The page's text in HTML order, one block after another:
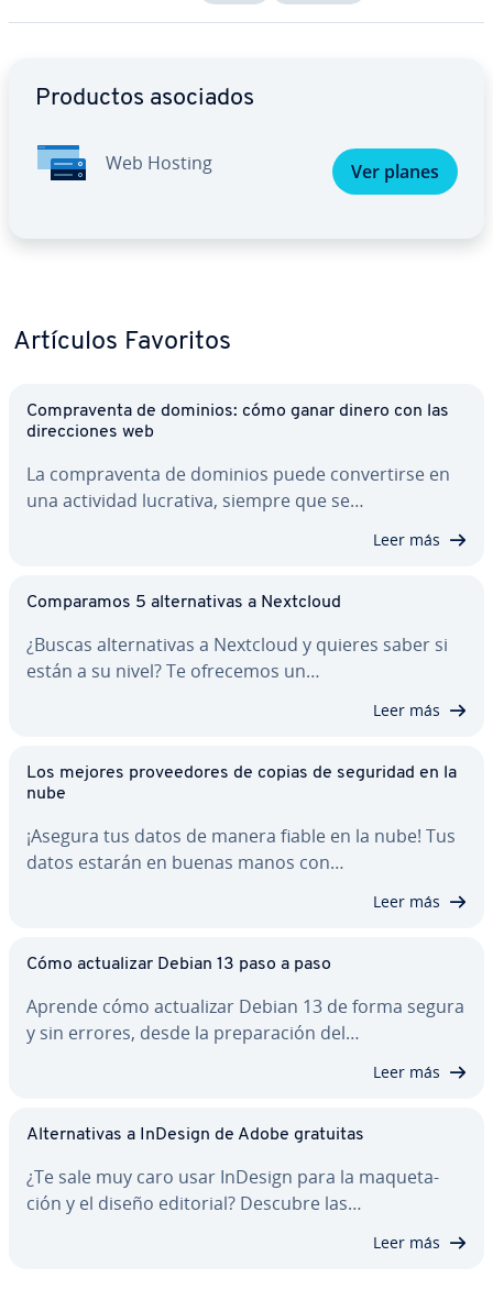
Productos asociados
Web Hosting Ver planes
Artículos Favoritos
Co­m­pra­ve­n­ta de dominios: cómo ganar dinero con las
di­re­c­cio­nes web
La co­m­pra­ve­n­ta de dominios puede co­n­ve­r­ti­r­se en
una actividad lucrativa, siempre que se…
Leer más
Co­m­pa­ra­mos 5 al­te­r­na­ti­vas a Nextcloud
¿Buscas al­te­r­na­ti­vas a Nextcloud y quieres saber si
están a su nivel? Te ofrecemos un…
Leer más
Los mejores pro­vee­do­res de copias de seguridad en la
nube
¡Asegura tus datos de manera fiable en la nube! Tus
datos estarán en buenas manos con…
Leer más
Cómo ac­tua­li­zar Debian 13 paso a paso
Aprende cómo ac­tua­li­zar Debian 13 de forma segura
y sin errores, desde la pre­pa­ra­ción del…
Leer más
Al­te­r­na­ti­vas a InDesign de Adobe gratuitas
¿Te sale muy caro usar InDesign para la ma­que­ta­
ción y el diseño editorial? Descubre las…
Leer más